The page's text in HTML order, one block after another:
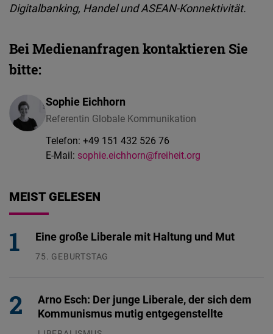
Digitalbanking, Handel und ASEAN‑Konnektivität.
Bei Medienanfragen kontaktieren Sie
bitte:
Sophie Eichhorn
Referentin Globale Kommunikation
Telefon: +49 151 432 526 76
E-Mail: sophie.eichhorn@freiheit.org
MEIST GELESEN
Eine große Liberale mit Haltung und Mut
75. GEBURTSTAG
Arno Esch: Der junge Liberale, der sich dem
Kommunismus mutig entgegenstellte